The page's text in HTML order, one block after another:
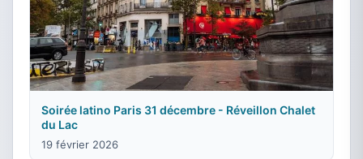
Soirée latino Paris 31 décembre - Réveillon Chalet
du Lac
19 février 2026